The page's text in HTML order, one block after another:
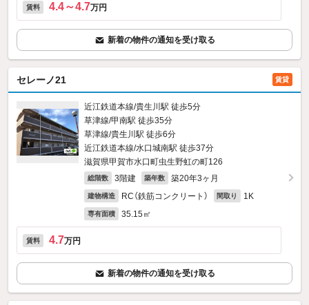
賃料 4.4～4.7万円
新着の物件の通知を受け取る
セレーノ21 賃貸
近江鉄道本線/貴生川駅 徒歩5分
草津線/甲南駅 徒歩35分
草津線/貴生川駅 徒歩6分
近江鉄道本線/水口城南駅 徒歩37分
滋賀県甲賀市水口町虫生野虹の町126
総階数 3階建 築年数 築20年3ヶ月
建物構造 RC（鉄筋コンクリート） 間取り 1K
専有面積 35.15㎡
賃料 4.7万円
新着の物件の通知を受け取る